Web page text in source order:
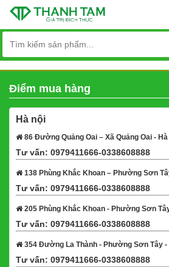
Điểm mua hàng
Hà nội
86 Đường Quảng Oai – Xã Quảng Oai - Hà
Tư vấn: 0979411666-0338608888
138 Phùng Khắc Khoan – Phường Sơn
Tư vấn: 0979411666-0338608888
205 Phùng Khắc Khoan - Phường Sơn
Tư vấn: 0979411666-0338608888
354 Đường La Thành - Phường Sơn Tây -
Tư vấn: 0979411666-0338608888